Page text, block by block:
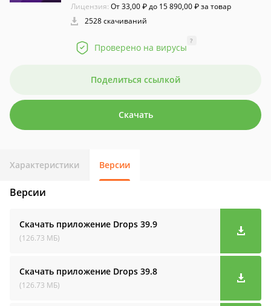
Лицензия: От 33,00 ₽ до 15 890,00 ₽ за товар
2528 скачиваний
Проверено на вирусы
?
Поделиться ссылкой
Скачать
Характеристики Версии
Версии
Скачать приложение Drops 39.9
(126.73 МБ)
Скачать приложение Drops 39.8
(126.73 МБ)